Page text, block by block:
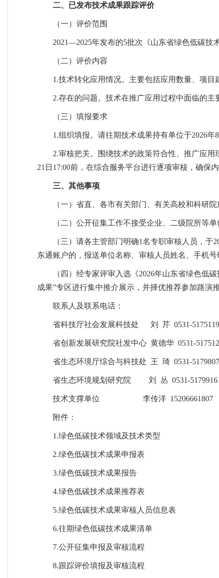
二、已发布技术成果跟踪评价
（一）评价范围
2021—2025年发布的5批次《山东省绿色低碳技
（二）评价内容
1.技术转化应用情况。主要包括应用数量、项
2.存在的问题。技术在推广应用过程中面临的主
（三）填报要求
1.组织填报。请往期技术成果持有单位于2026
2.审核把关。围绕技术的政策符合性、推广应
21日17:00前，在综合服务平台进行逐项审核，确保
三、其他事项
（一）省直、各市有关部门、有关高校和科研
（二）公开征集工作不接受企业、二级院所等
（三）请各主管部门明确1名专职审核人员，
东通账户的，报送单位名称、审核人员姓名、手机
（四）经专家评审入选《2026年山东省绿色低
成果”专区进行集中推介展示，并择优推荐参加路演
联系人及联系电话：
省科技厅社会发展科技处 刘 芹 0531-
省创新发展研究院社发中心 黄德华 0531-
省生态环境厅综合与科技处 王 琦 0531-
省生态环境规划研究院 刘 丛 0531-
技术支撑单位 李传洋 15206661807
附件：
1.绿色低碳技术领域及技术类型
2.绿色低碳技术成果申报表
3.绿色低碳技术成果报告
4.绿色低碳技术成果推荐表
5.绿色低碳技术成果审核人员信息表
6.往期绿色低碳技术成果清单
7.公开征集申报及审核流程
8.跟踪评价填报及审核流程